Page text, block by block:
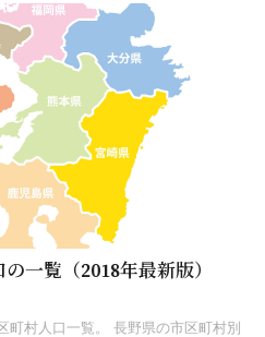
一覧（2018年最新版）
町村人口一覧。 長野県の市区町村別